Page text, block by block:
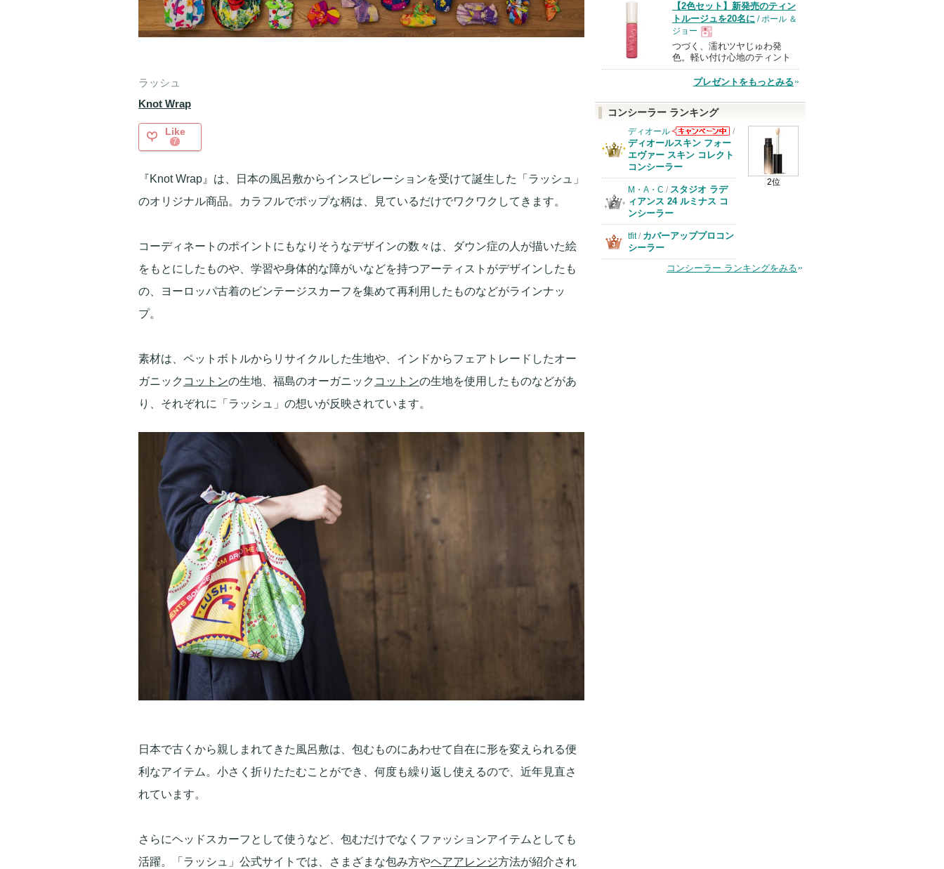
ラッシュ
Knot Wrap
Like
7
『Knot Wrap』は、日本の風呂敷からインスピレーションを受けて誕生した「ラッシュ」
のオリジナル商品。カラフルでポップな柄は、見ているだけでワクワクしてきます。
コーディネートのポイントにもなりそうなデザインの数々は、ダウン症の人が描いた絵
をもとにしたものや、学習や身体的な障がいなどを持つアーティストがデザインしたも
の、ヨーロッパ古着のビンテージスカーフを集めて再利用したものなどがラインナッ
プ。
素材は、ペットボトルからリサイクルした生地や、インドからフェアトレードしたオー
ガニック コットンの生地、福島のオーガニック コットンの生地を使用したものなどがあ
り、それぞれに「ラッシュ」の想いが反映されています。
日本で古くから親しまれてきた風呂敷は、包むものにあわせて自在に形を変えられる便
利なアイテム。小さく折りたたむことができ、何度も繰り返し使えるので、近年見直さ
れています。
さらにヘッドスカーフとして使うなど、包むだけでなくファッションアイテムとしても
活躍。「ラッシュ」公式サイトでは、さまざまな包み方やヘアアレンジ方法が紹介され
品
【2色セット】新発売のティン
トルージュを20名に / ポール ＆
ジョー
現
品
つづく、濡れツヤじゅわ発
色。軽い付け心地のティント
プレゼントをもっとみる
コンシーラー ランキング
2位
ディオール
ディオールから
のお知らせがあ
ります
/
ディオールスキン フォー
エヴァー スキン コレクト
コンシーラー
M・A・C / スタジオ ラデ
ィアンス 24 ルミナス コ
ンシーラー
tfit/ カバーアッププロコン
シーラー
コンシーラー ランキングをみる